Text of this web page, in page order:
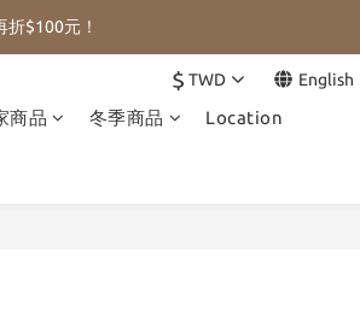
折$100元！
$ TWD English
商品 冬季商品 Location